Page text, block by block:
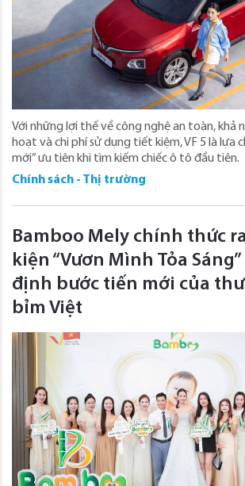
Với những lợi thế về công nghệ an toàn, khả
hoạt và chi phí sử dụng tiết kiệm, VF 5 là lựa
mới” ưu tiên khi tìm kiếm chiếc ô tô đầu tiên.
Chính sách - Thị trường
Bamboo Mely chính thức
kiện “Vươn Mình Tỏa
định bước tiến mới của
bỉm Việt